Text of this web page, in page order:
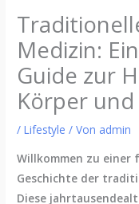
Medizin:
Guide zur
Körper und
/Lifestyle / Von admin
Willkommen zu einer
Geschichte der
Diese